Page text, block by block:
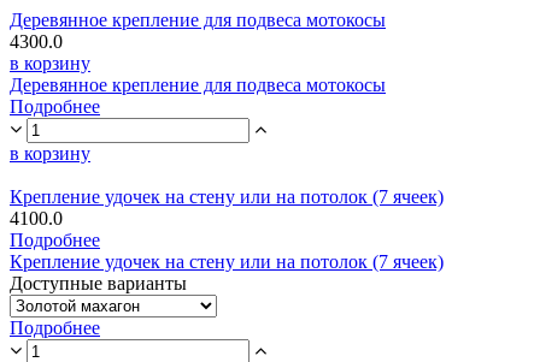
Деревянное крепление для подвеса мотокосы
4300.0
в корзину
Деревянное крепление для подвеса мотокосы
Подробнее
в корзину
Крепление удочек на стену или на потолок (7 ячеек)
4100.0
Подробнее
Крепление удочек на стену или на потолок (7 ячеек)
Доступные варианты
Подробнее